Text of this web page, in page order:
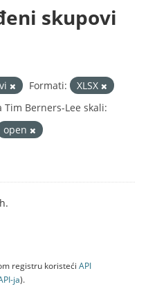
skupovi
Formati:
XLSX
Berners-Lee skali:
open
registru koristeći API
jа).